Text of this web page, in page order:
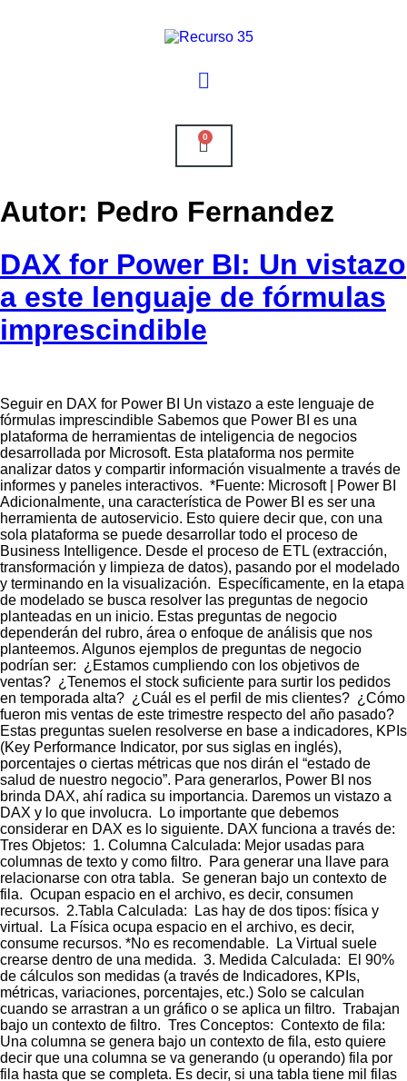
0
Autor: Pedro Fernandez
DAX for Power BI: Un vistazo
a este lenguaje de fórmulas
imprescindible
Seguir en DAX for Power BI Un vistazo a este lenguaje de
fórmulas imprescindible Sabemos que Power BI es una
plataforma de herramientas de inteligencia de negocios
desarrollada por Microsoft. Esta plataforma nos permite
analizar datos y compartir información visualmente a través de
informes y paneles interactivos. *Fuente: Microsoft | Power BI
Adicionalmente, una característica de Power BI es ser una
herramienta de autoservicio. Esto quiere decir que, con una
sola plataforma se puede desarrollar todo el proceso de
Business Intelligence. Desde el proceso de ETL (extracción,
transformación y limpieza de datos), pasando por el modelado
y terminando en la visualización. Específicamente, en la etapa
de modelado se busca resolver las preguntas de negocio
planteadas en un inicio. Estas preguntas de negocio
dependerán del rubro, área o enfoque de análisis que nos
planteemos. Algunos ejemplos de preguntas de negocio
podrían ser: ¿Estamos cumpliendo con los objetivos de
ventas? ¿Tenemos el stock suficiente para surtir los pedidos
en temporada alta? ¿Cuál es el perfil de mis clientes? ¿Cómo
fueron mis ventas de este trimestre respecto del año pasado?
Estas preguntas suelen resolverse en base a indicadores, KPIs
(Key Performance Indicator, por sus siglas en inglés),
porcentajes o ciertas métricas que nos dirán el “estado de
salud de nuestro negocio”. Para generarlos, Power BI nos
brinda DAX, ahí radica su importancia. Daremos un vistazo a
DAX y lo que involucra. Lo importante que debemos
considerar en DAX es lo siguiente. DAX funciona a través de:
Tres Objetos: 1. Columna Calculada: Mejor usadas para
columnas de texto y como filtro. Para generar una llave para
relacionarse con otra tabla. Se generan bajo un contexto de
fila. Ocupan espacio en el archivo, es decir, consumen
recursos. 2.Tabla Calculada: Las hay de dos tipos: física y
virtual. La Física ocupa espacio en el archivo, es decir,
consume recursos. *No es recomendable. La Virtual suele
crearse dentro de una medida. 3. Medida Calculada: El 90%
de cálculos son medidas (a través de Indicadores, KPIs,
métricas, variaciones, porcentajes, etc.) Solo se calculan
cuando se arrastran a un gráfico o se aplica un filtro. Trabajan
bajo un contexto de filtro. Tres Conceptos: Contexto de fila:
Una columna se genera bajo un contexto de fila, esto quiere
decir que una columna se va generando (u operando) fila por
fila hasta que se completa. Es decir, si una tabla tiene mil filas